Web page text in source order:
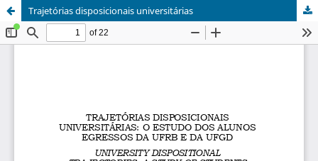
Trajetórias disposicionais universitárias